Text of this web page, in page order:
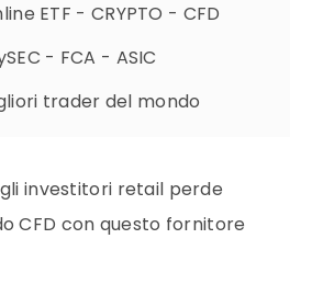
ETF - CRYPTO - CFD
- FCA - ASIC
trader del mondo
investitori retail perde
CFD con questo fornitore